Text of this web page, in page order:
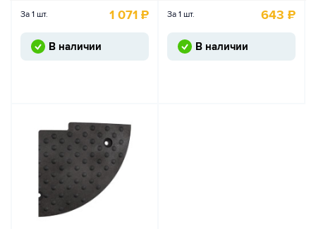
За 1 шт. 1 071 ₽
В наличии
За 1 шт. 643 ₽
В наличии